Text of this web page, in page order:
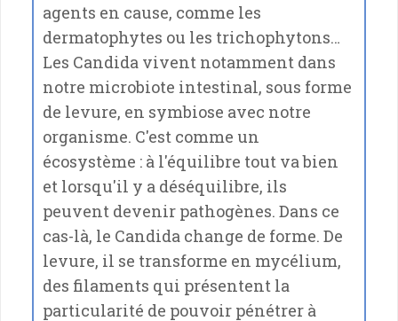
agents en cause, comme les
dermatophytes ou les trichophytons…
Les Candida vivent notamment dans
notre microbiote intestinal, sous forme
de levure, en symbiose avec notre
organisme. C'est comme un
écosystème : à l'équilibre tout va bien
et lorsqu'il y a déséquilibre, ils
peuvent devenir pathogènes. Dans ce
cas-là, le Candida change de forme. De
levure, il se transforme en mycélium,
des filaments qui présentent la
particularité de pouvoir pénétrer à